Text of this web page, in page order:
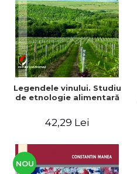
Legendele vinului. Studiu
de etnologie alimentară
42,29 Lei
NOU